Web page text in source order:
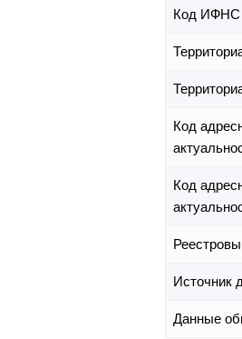
Код ИФНС
Код
Код
Источник
Данные